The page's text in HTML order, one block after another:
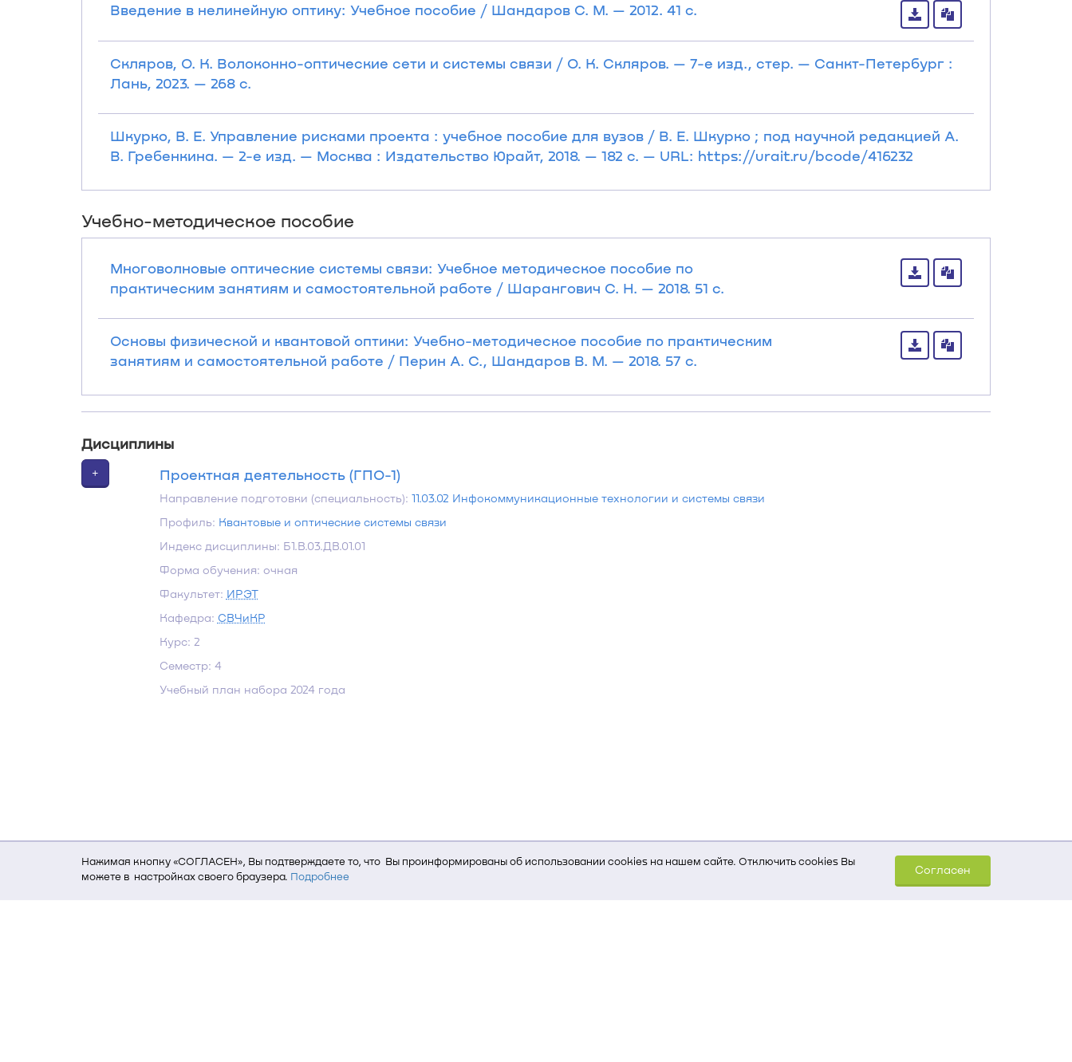
Нажимая кнопку «СОГЛАСЕН», Вы подтверждаете то, что Вы проинформированы об использовании cookies на нашем сайте. Отключить cookies Вы
можете в настройках своего браузера. Подробнее
Согласен
Введение в нелинейную оптику: Учебное пособие / Шандаров С. М. — 2012. 41 с.
Скляров, О. К. Волоконно-оптические сети и системы связи / О. К. Скляров. — 7-е изд., стер. — Санкт-Петербург :
Лань, 2023. — 268 с.
Шкурко, В. Е. Управление рисками проекта : учебное пособие для вузов / В. Е. Шкурко ; под научной редакцией А.
В. Гребенкина. — 2-е изд. — Москва : Издательство Юрайт, 2018. — 182 с. — URL: https://urait.ru/bcode/416232
Учебно-методическое пособие
Многоволновые оптические системы связи: Учебное методическое пособие по
практическим занятиям и самостоятельной работе / Шарангович С. Н. — 2018. 51 с.
Основы физической и квантовой оптики: Учебно-методическое пособие по практическим
занятиям и самостоятельной работе / Перин А. С., Шандаров В. М. — 2018. 57 с.
Дисциплины
+ Проектная деятельность (ГПО-1)
Направление подготовки (специальность): 11.03.02 Инфокоммуникационные технологии и системы связи
Профиль: Квантовые и оптические системы связи
Индекс дисциплины: Б1.В.03.ДВ.01.01
Форма обучения: очная
Факультет: ИРЭТ
Кафедра: СВЧиКР
Курс: 2
Семестр: 4
Учебный план набора 2024 года